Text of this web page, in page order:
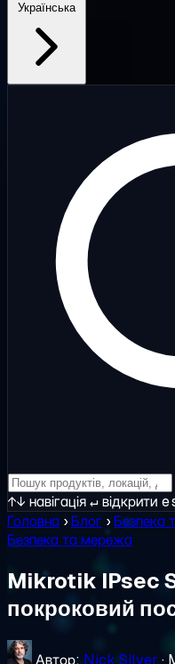
Українська
↑↓ навігація↵відкрити
Головна ›Блог ›Безпека
Безпека та мережа
Mikrotik IPsec
покроковий
Автор: Nick Silver ·